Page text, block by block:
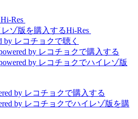
Hi-Res
Hi-Res